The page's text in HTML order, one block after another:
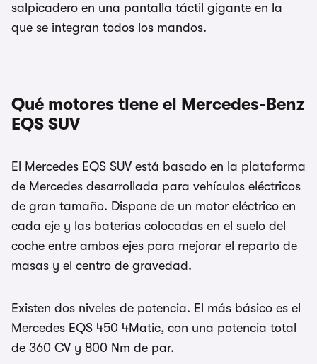
salpicadero en una pantalla táctil gigante en la
que se integran todos los mandos.
Qué motores tiene el Mercedes-Benz
EQS SUV
El Mercedes EQS SUV está basado en la plataforma
de Mercedes desarrollada para vehículos eléctricos
de gran tamaño. Dispone de un motor eléctrico en
cada eje y las baterías colocadas en el suelo del
coche entre ambos ejes para mejorar el reparto de
masas y el centro de gravedad.
Existen dos niveles de potencia. El más básico es el
Mercedes EQS 450 4Matic, con una potencia total
de 360 CV y 800 Nm de par.